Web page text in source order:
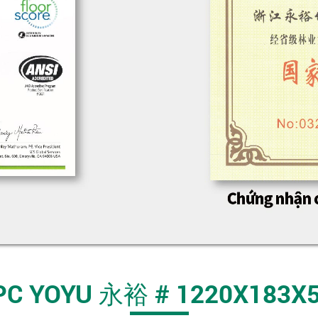
YOYU 永裕 #